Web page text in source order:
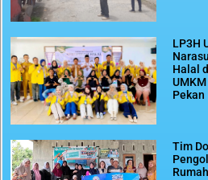
LP3H
Halal
Pekan
Tim